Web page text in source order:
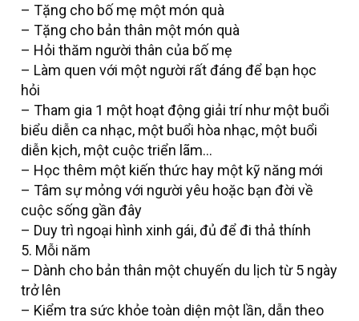
– Tặng cho bố mẹ một món quà
– Tặng cho bản thân một món quà
– Hỏi thăm người thân của bố mẹ
– Làm quen với một người rất đáng để bạn học
hỏi
– Tham gia 1 một hoạt động giải trí như một buổi
biểu diễn ca nhạc, một buổi hòa nhạc, một buổi
diễn kịch, một cuộc triển lãm…
– Học thêm một kiến thức hay một kỹ năng mới
– Tâm sự mỏng với người yêu hoặc bạn đời về
cuộc sống gần đây
– Duy trì ngoại hình xinh gái, đủ để đi thả thính
5. Mỗi năm
– Dành cho bản thân một chuyến du lịch từ 5 ngày
trở lên
– Kiểm tra sức khỏe toàn diện một lần, dẫn theo